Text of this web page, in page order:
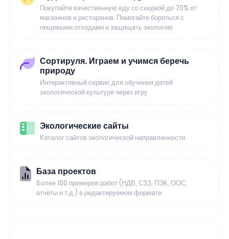
Покупайте качественную еду со скидкой до 70% от
магазинов и ресторанов. Помогайте бороться с
пищевыми отходами и защищать экологию
Сортируля. Играем и учимся беречь
природу
Интерактивный сервис для обучения детей
экологической культуре через игру
Экологические сайты
Каталог сайтов экологической направленности
База проектов
Более 100 примеров работ (НДВ, СЗЗ, ПЭК, ООС,
отчёты и т.д.) в редактируемом формате